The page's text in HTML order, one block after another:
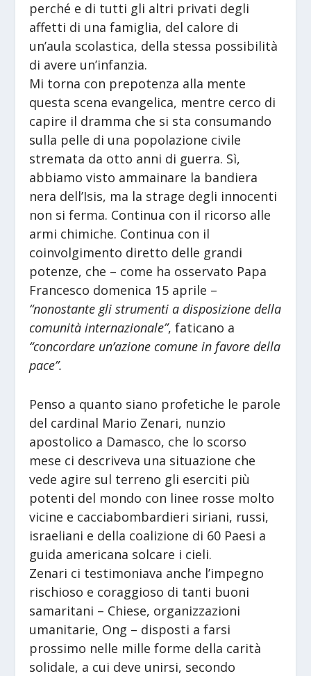
perché e di tutti gli altri privati degli
affetti di una famiglia, del calore di
un’aula scolastica, della stessa possibilità
di avere un’infanzia.
Mi torna con prepotenza alla mente
questa scena evangelica, mentre cerco di
capire il dramma che si sta consumando
sulla pelle di una popolazione civile
stremata da otto anni di guerra. Sì,
abbiamo visto ammainare la bandiera
nera dell’Isis, ma la strage degli innocenti
non si ferma. Continua con il ricorso alle
armi chimiche. Continua con il
coinvolgimento diretto delle grandi
potenze, che – come ha osservato Papa
Francesco domenica 15 aprile –
“nonostante gli strumenti a disposizione della
comunità internazionale”, faticano a
“concordare un’azione comune in favore della
pace”.
Penso a quanto siano profetiche le parole
del cardinal Mario Zenari, nunzio
apostolico a Damasco, che lo scorso
mese ci descriveva una situazione che
vede agire sul terreno gli eserciti più
potenti del mondo con linee rosse molto
vicine e cacciabombardieri siriani, russi,
israeliani e della coalizione di 60 Paesi a
guida americana solcare i cieli.
Zenari ci testimoniava anche l’impegno
rischioso e coraggioso di tanti buoni
samaritani – Chiese, organizzazioni
umanitarie, Ong – disposti a farsi
prossimo nelle mille forme della carità
solidale, a cui deve unirsi, secondo